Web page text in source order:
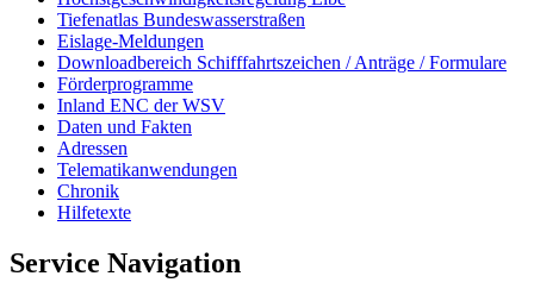
Tie­fe­n­at­las Bun­des­was­ser­stra­ßen
Eis­la­ge-​Mel­dun­gen
Dow­n­load­be­reich Schiff­fahrts­zei­chen / An­trä­ge / For­mu­la­re
För­der­pro­gram­me
In­land ENC der WSV
Da­ten und Fak­ten
Adres­sen
Te­le­ma­ti­kan­wen­dun­gen
Chro­nik
Hil­fe­tex­te
Service Navigation